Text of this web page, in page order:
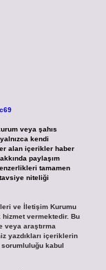
veya şahıs
kendi
alan içerikler haber
paylaşım
tamamen
niteliği
ve İletişim Kurumu
hizmet vermektedir. Bu
veya araştırma
yazdıkları içeriklerin
kabul